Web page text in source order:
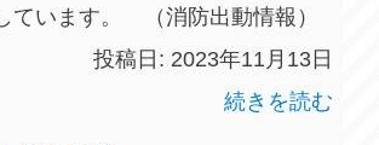
ています。 （消防出動情報）
投稿日: 2023年11月13日
続きを読む